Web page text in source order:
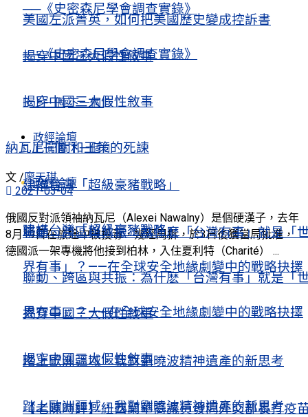
──《史密森尼學會調查實錄》
揭穿中國三大假性敘事
上一個 下一個
政經論壇
建構台灣「超級豪豬戰略」
聯動、跨區與共振：為什麽「台灣有事」就是「
界有事」？——在全球安全地緣劇變中的戰略抉擇
揭穿中國三大假性敘事
踏上歐洲疆域，我對劉曉波精神遺產的新思考
【老陳時評】紐西蘭華裔議員發問外交部長打疫
美國左派菁英，如何把美國歷史變成控訴書
──《史密森尼學會調查實錄》
揭穿中國三大假性敘事
上一個 下一個
政經論壇
建構台灣「超級豪豬戰略」
聯動、跨區與共振：為什麽「台灣有事」就是「
界有事」？——在全球安全地緣劇變中的戰略抉擇
揭穿中國三大假性敘事
踏上歐洲疆域，我對劉曉波精神遺產的新思考
納瓦尼闖關和王策的死諫
文 /廖天琪
2021-03-04
俄國反對派領袖納瓦尼（Alexei Nawalny）是個硬漢子，去年
8月19日在旅途中被投毒，幾經周折，於3日後獲當局批准，
德國派一架專機將他接到柏林，入住夏利特（Charité） ...